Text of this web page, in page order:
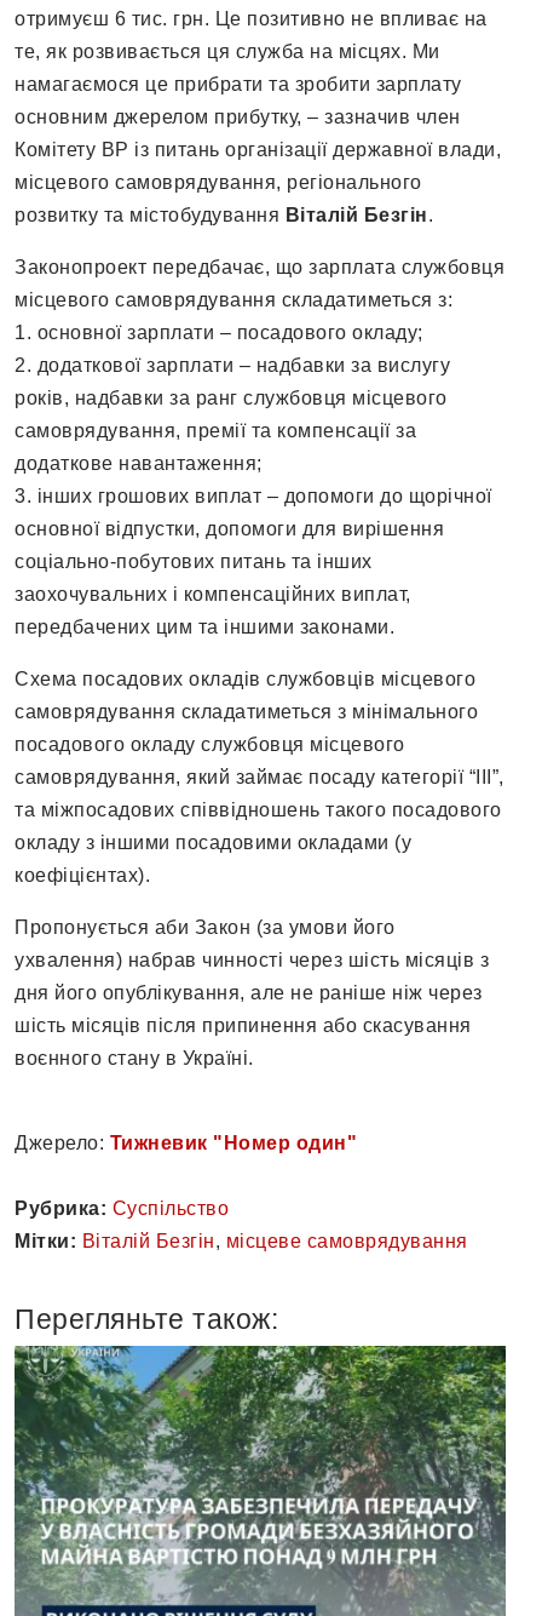
отримуєш 6 тис. грн. Це позитивно не впливає на
те, як розвивається ця служба на місцях. Ми
намагаємося це прибрати та зробити зарплату
основним джерелом прибутку, – зазначив член
Комітету ВР із питань організації державної влади,
місцевого самоврядування, регіонального
розвитку та містобудування Віталій Безгін.
Законопроект передбачає, що зарплата службовця
місцевого самоврядування складатиметься з:
1. основної зарплати – посадового окладу;
2. додаткової зарплати – надбавки за вислугу
років, надбавки за ранг службовця місцевого
самоврядування, премії та компенсації за
додаткове навантаження;
3. інших грошових виплат – допомоги до щорічної
основної відпустки, допомоги для вирішення
соціально-побутових питань та інших
заохочувальних і компенсаційних виплат,
передбачених цим та іншими законами.
Схема посадових окладів службовців місцевого
самоврядування складатиметься з мінімального
посадового окладу службовця місцевого
самоврядування, який займає посаду категорії “ІІІ”,
та міжпосадових співвідношень такого посадового
окладу з іншими посадовими окладами (у
коефіцієнтах).
Пропонується аби Закон (за умови його
ухвалення) набрав чинності через шість місяців з
дня його опублікування, але не раніше ніж через
шість місяців після припинення або скасування
воєнного стану в Україні.
Джерело: Тижневик "Номер один"
Рубрика: Суспільство
Мітки: Віталій Безгін, місцеве самоврядування
Перегляньте також: